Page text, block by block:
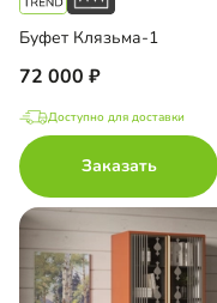
Буфет Клязьма-1
72 000
Доступно для доставки
Заказать